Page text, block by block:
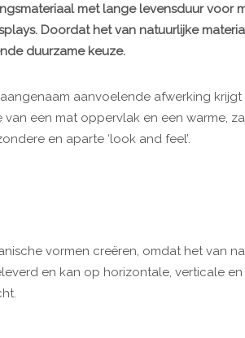
met lange levensduur voor
Doordat het van natuurlijke
duurzame keuze.
aanvoelende afwerking krijgt
een mat oppervlak en een warme,
en aparte ‘look and feel’.
vormen creëren, omdat het van
en kan op horizontale, verticale en